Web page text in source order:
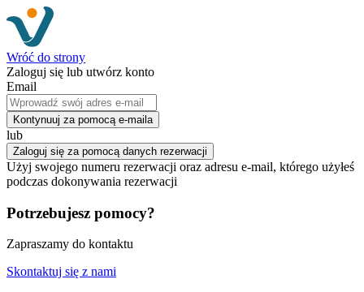
Wróć do strony
Zaloguj się lub utwórz konto
Email
Kontynuuj za pomocą e-maila
lub
Zaloguj się za pomocą danych rezerwacji
Użyj swojego numeru rezerwacji oraz adresu e-mail, którego użyłeś
podczas dokonywania rezerwacji
Potrzebujesz pomocy?
Zapraszamy do kontaktu
Skontaktuj się z nami